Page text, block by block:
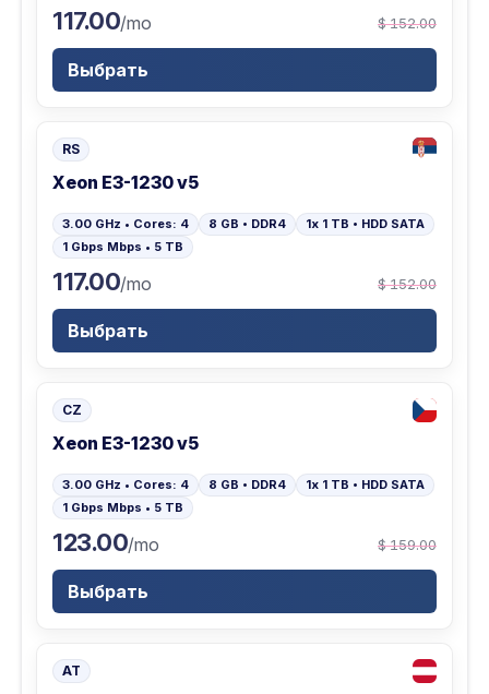
117.00/mo $ 152.00
Выбрать
RS
Xeon E3-1230 v5
3.00 GHz • Cores: 4 8 GB • DDR4
1x 1 TB • HDD SATA
1 Gbps Mbps • 5 TB
117.00/mo $ 152.00
Выбрать
CZ
Xeon E3-1230 v5
3.00 GHz • Cores: 4 8 GB • DDR4
1x 1 TB • HDD SATA
1 Gbps Mbps • 5 TB
123.00/mo $ 159.00
Выбрать
AT